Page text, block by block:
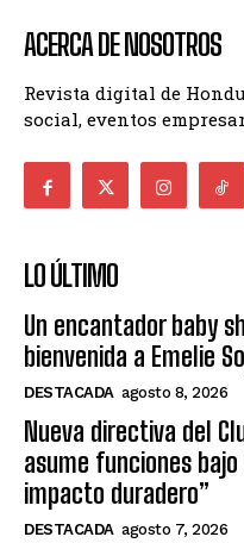
ACERCA DE NOSOTROS
Revista digital de
social, eventos
LO ÚLTIMO
Un encantador baby
bienvenida a Emelie
DESTACADA agosto 8, 2026
Nueva directiva del
asume funciones
impacto duradero”
DESTACADA agosto 7, 2026